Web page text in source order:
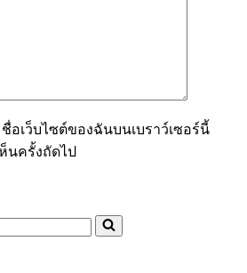
อเว็บไซต์ของฉันบนเบราว์เซอร์นี้
นครั้งถัดไป